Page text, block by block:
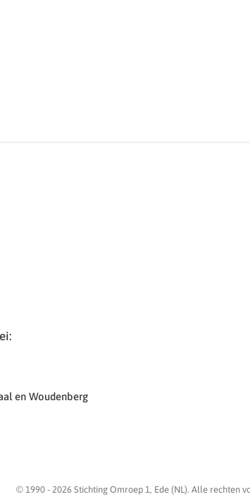
en Woudenberg
© 1990 - 2026 Stichting Omroep 1, Ede (NL). Alle rechten